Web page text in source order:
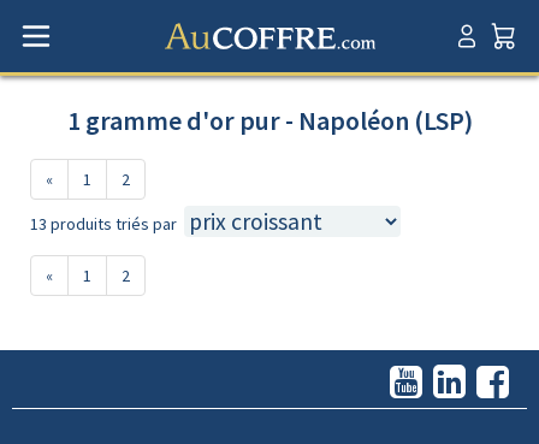
1 gramme d'or pur - Napoléon (LSP)
« 1 2
13 produits triés par
« 1 2